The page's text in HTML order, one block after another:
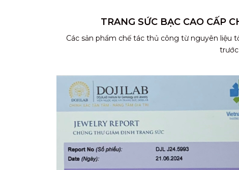
TRANG SỨC BẠC CAO CẤP
Các sản phẩm chế tác thủ công từ nguyên